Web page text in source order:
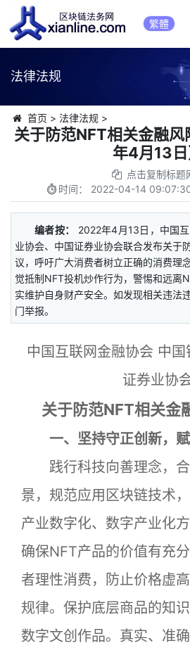
繁體
法律法规
首页 > 法律法规 >
关于防范NFT相关金融
年4月13日
点击复制标题
时间： 2022-04-14
编者按：
2022年4月13日，中国
业协会、中国证券业协会联合发布关于
议，呼吁广大消费者树立正确的消费理
觉抵制NFT投机炒作行为，警惕和远离
实维护自身财产安全。如发现相关违法
门举报。
中国互联网金融协会 中
证券业协
关于防范NFT相关金
一、坚持守正创新，赋
践行科技向善理念，合
景，规范应用区块链技术
产业数字化、数字产业化方
确保NFT产品的价值有充
者理性消费，防止价格虚
规律。保护底层商品的知
数字文创作品。真实、准